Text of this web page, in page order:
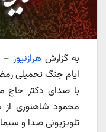
به گزارش هرازنیوز –
ایام جنگ تحمیلی
با صدای دکتر حاج
محمود شاهنوری از
تلویزیونی صدا و